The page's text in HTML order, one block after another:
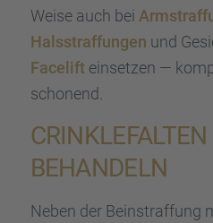
Weise auch bei
Halsstraf­fun­gen und
Facelifteinset­zen —
schonend.
BEHAN­DELN
Neben der Beinstraf­fung